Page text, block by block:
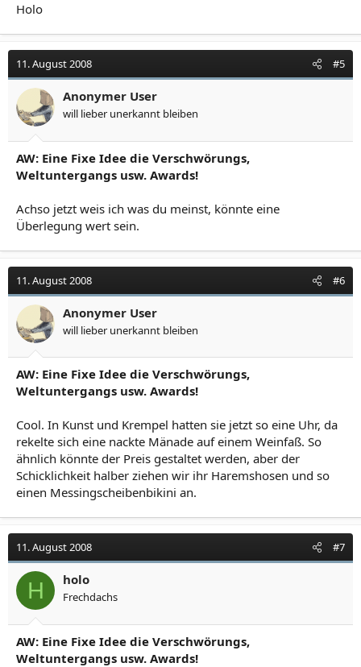
Holo
11. August 2008 #5
Anonymer User
will lieber unerkannt bleiben
AW: Eine Fixe Idee die Verschwörungs,
Weltuntergangs usw. Awards!
Achso jetzt weis ich was du meinst, könnte eine
Überlegung wert sein.
11. August 2008 #6
Anonymer User
will lieber unerkannt bleiben
AW: Eine Fixe Idee die Verschwörungs,
Weltuntergangs usw. Awards!
Cool. In Kunst und Krempel hatten sie jetzt so eine Uhr, da
rekelte sich eine nackte Mänade auf einem Weinfaß. So
ähnlich könnte der Preis gestaltet werden, aber der
Schicklichkeit halber ziehen wir ihr Haremshosen und so
einen Messingscheibenbikini an.
11. August 2008 #7
H holo
Frechdachs
AW: Eine Fixe Idee die Verschwörungs,
Weltuntergangs usw. Awards!